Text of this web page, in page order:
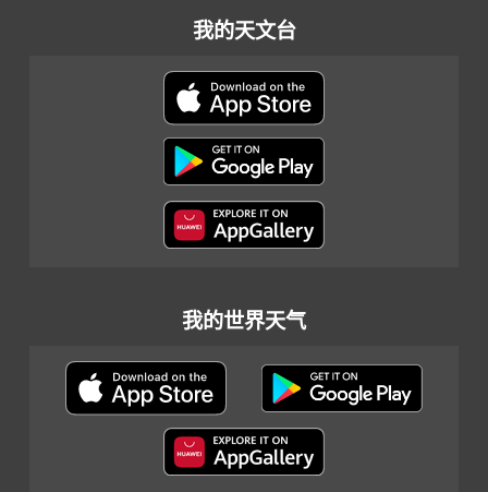
我的天文台
我的世界天气